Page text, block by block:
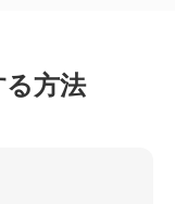
る方法